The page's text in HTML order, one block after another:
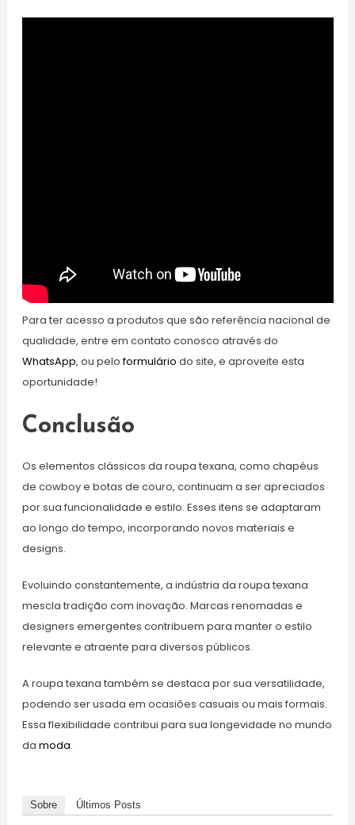
Para ter acesso a produtos que são referência nacional de
qualidade, entre em contato conosco através do
WhatsApp, ou peloformulário do site, e aproveite esta
oportunidade!
Conclusão
Os elementos clássicos da roupa texana, como chapéus
de cowboy e botas de couro, continuam a ser apreciados
por sua funcionalidade e estilo. Esses itens se adaptaram
ao longo do tempo, incorporando novos materiais e
designs.
Evoluindo constantemente, a indústria da roupa texana
mescla tradição com inovação. Marcas renomadas e
designers emergentes contribuem para manter o estilo
relevante e atraente para diversos públicos.
A roupa texana também se destaca por sua versatilidade,
podendo ser usada em ocasiões casuais ou mais formais.
Essa flexibilidade contribui para sua longevidade no mundo
da moda.
Sobre Últimos Posts